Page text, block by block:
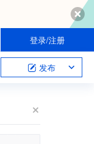
登录/注册
发布